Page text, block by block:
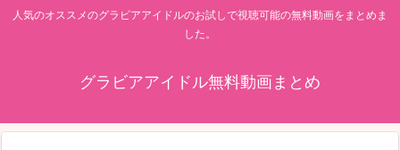
人気のオススメのグラビアアイドルのお試しで視聴可能の無料動画をまとめま
した。
グラビアアイドル無料動画まとめ